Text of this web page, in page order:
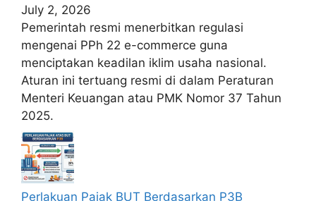
July 2, 2026
Pemerintah resmi menerbitkan regulasi
mengenai PPh 22 e-commerce guna
menciptakan keadilan iklim usaha nasional.
Aturan ini tertuang resmi di dalam Peraturan
Menteri Keuangan atau PMK Nomor 37 Tahun
2025.
Perlakuan Pajak BUT Berdasarkan P3B